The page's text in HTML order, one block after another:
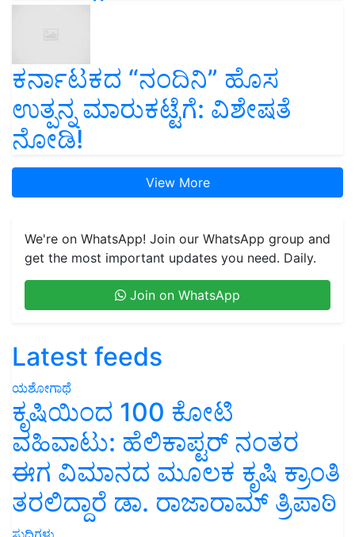
ಕರ್ನಾಟಕದ “ನಂದಿನಿ” ಹೊಸ
ಉತ್ಪನ್ನ ಮಾರುಕಟ್ಟೆಗೆ: ವಿಶೇಷತೆ
ನೋಡಿ!
View More
We're on WhatsApp! Join our WhatsApp group and
get the most important updates you need. Daily.
Join on WhatsApp
Latest feeds
ಯಶೋಗಾಥೆ
ಕೃಷಿಯಿಂದ 100 ಕೋಟಿ
ವಹಿವಾಟು: ಹೆಲಿಕಾಪ್ಟರ್ ನಂತರ
ಈಗ ವಿಮಾನದ ಮೂಲಕ ಕೃಷಿ ಕ್ರಾಂತಿ
ತರಲಿದ್ದಾರೆ ಡಾ. ರಾಜಾರಾಮ್ ತ್ರಿಪಾಠಿ
ಸುದ್ದಿಗಳು